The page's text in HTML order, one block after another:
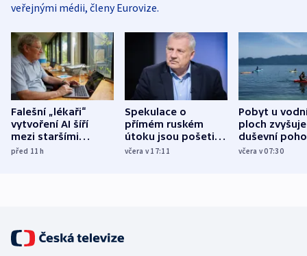
veřejnými médii, členy Eurovize.
Falešní „lékaři“
vytvoření AI šíří
mezi staršími
Poláky nebezpečné
před 11h
Spekulace o
přímém ruském
útoku jsou pošetilé,
míní estonský
včera v 17:11
Pobyt u
ploch zvyšuje
duševní
ukázala
včera v 07:30